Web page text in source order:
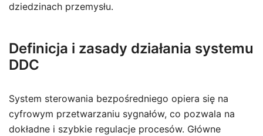
dziedzinach przemysłu.
Definicja i zasady działania systemu
DDC
System sterowania bezpośredniego opiera się na
cyfrowym przetwarzaniu sygnałów, co pozwala na
dokładne i szybkie regulacje procesów. Główne